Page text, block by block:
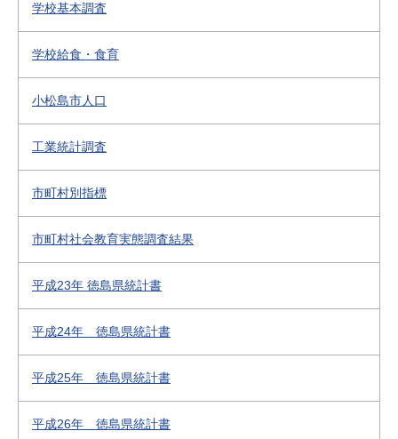
学校基本調査
学校給食・食育
小松島市人口
工業統計調査
市町村別指標
市町村社会教育実態調査結果
平成23年 徳島県統計書
平成24年 徳島県統計書
平成25年 徳島県統計書
平成26年 徳島県統計書